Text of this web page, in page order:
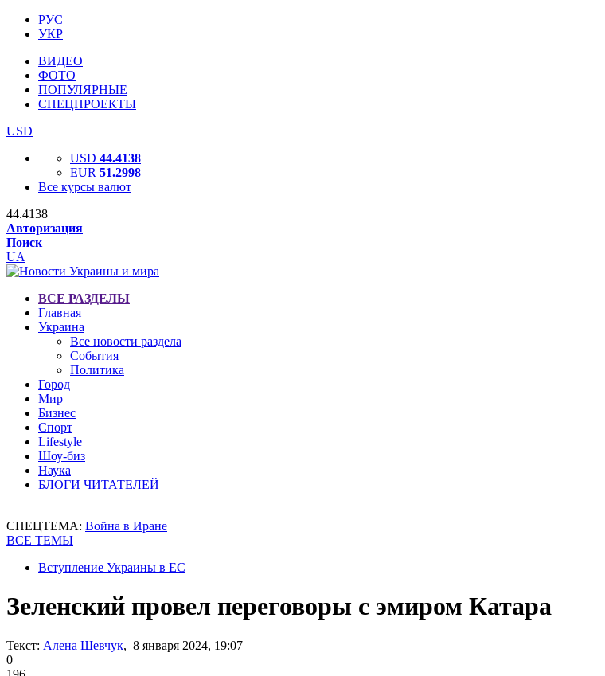
РУС
УКР
ВИДЕО
ФОТО
ПОПУЛЯРНЫЕ
СПЕЦПРОЕКТЫ
USD
USD 44.4138
EUR 51.2998
Все курсы валют
44.4138
Авторизация
Поиск
UA
ВСЕ РАЗДЕЛЫ
Главная
Украина
Все новости раздела
События
Политика
Город
Мир
Бизнес
Спорт
Lifestyle
Шоу-биз
Наука
БЛОГИ ЧИТАТЕЛЕЙ
СПЕЦТЕМА: Война в Иране
ВСЕ ТЕМЫ
Вступление Украины в ЕС
Зеленский провел переговоры с эмиром Катара
Текст: Алена Шевчук, 8 января 2024, 19:07
0